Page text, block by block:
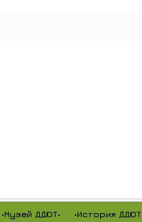
•Музей ДДЮТ• •История